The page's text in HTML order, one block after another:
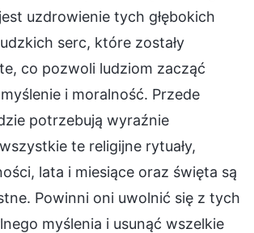
uzdrowienie tych głębokich
serc, które zostały
co pozwoli ludziom zacząć
i moralność. Przede
potrzebują wyraźnie
te religijne rytuały,
lata i miesiące oraz święta są
Powinni oni uwolnić się z tych
myślenia i usunąć wszelkie